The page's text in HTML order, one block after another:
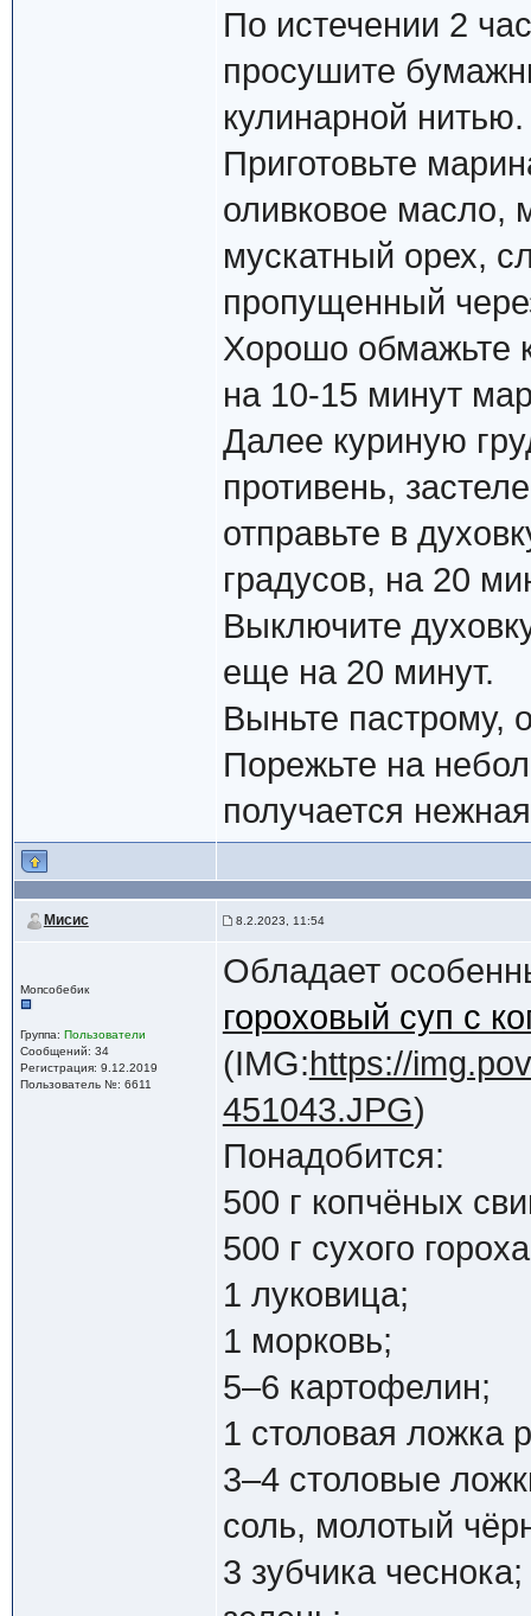
По истечении 2
просушите
кулинарной нитью.
Приготовьте
оливковое масло,
мускатный орех,
пропущенный
Хорошо обмажьте
на 10-15 минут
Далее куриную
противень,
отправьте в
градусов, на 20
Выключите
еще на 20 минут.
Выньте пастрому,
Порежьте на
получается
Мисис 8.2.2023, 11:54
Мопсобебик
Группа: Пользователи
Сообщений: 34
Регистрация: 9.12.2019
Пользователь №: 6611
Обладает
гороховый суп с
(IMG:https://
451043.JPG)
Понадобится:
500 г копчёных
500 г сухого
1 луковица;
1 морковь;
5–6 картофелин;
1 столовая ложка
3–4 столовые
соль, молотый
3 зубчика чеснока;